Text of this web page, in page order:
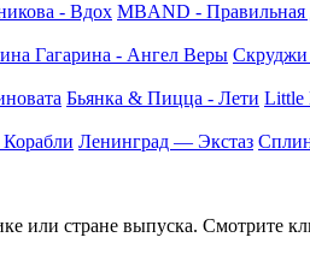
- Вдох MBAND - Правильная
Гагарина - Ангел Веры Скруджи
Бьянка & Пицца - Лети Little
Ленинград — Экстаз
или стране выпуска. Смотрите